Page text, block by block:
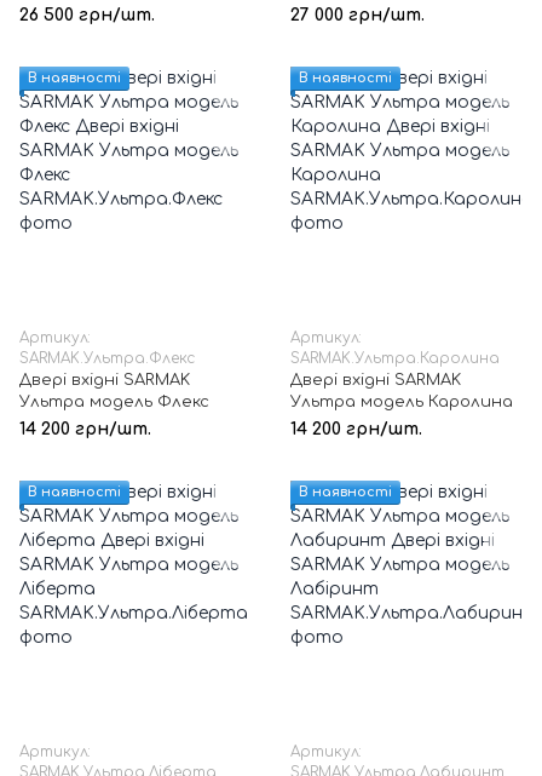
26 500 грн/шт. 27 000 грн/шт.
В наявності
Артикул:
SARMAK.Ультра.Флекс
Двері вхідні SARMAK
Ультра модель Флекс
14 200 грн/шт.
В наявності
Артикул:
SARMAK.Ультра.Каролина
Двері вхідні SARMAK
Ультра модель Каролина
14 200 грн/шт.
В наявності
Артикул:
SARMAK.Ультра.Ліберта
В наявності
Артикул:
SARMAK.Ультра.Лабиринт